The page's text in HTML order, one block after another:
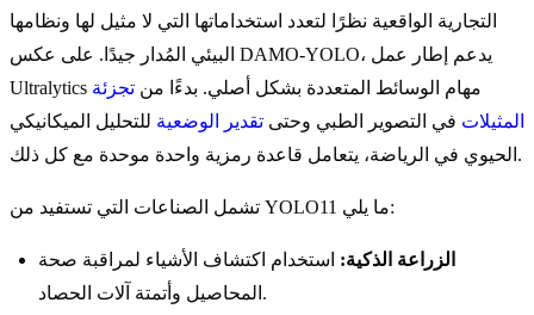
التجارية الواقعية نظرًا لتعدد استخداماتها التي لا مثيل لها ونظامها
البيئي المُدار جيدًا. على عكس DAMO-YOLO، يدعم إطار عمل
Ultralytics مهام الوسائط المتعددة بشكل أصلي. بدءًا من تجزئة
المثيلات في التصوير الطبي وحتى تقدير الوضعية للتحليل الميكانيكي
الحيوي في الرياضة، يتعامل قاعدة رمزية واحدة موحدة مع كل ذلك.
تشمل الصناعات التي تستفيد من YOLO11 ما يلي:
الزراعة الذكية: استخدام اكتشاف الأشياء لمراقبة صحة
المحاصيل وأتمتة آلات الحصاد.